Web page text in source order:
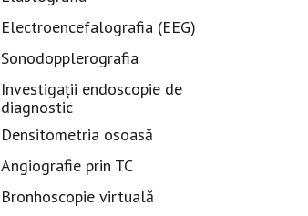
Electroencefalografia (EEG)
Sonodopplerografia
Investigații endoscopie de
diagnostic
Densitometria osoasă
Angiografie prin TC
Bronhoscopie virtuală